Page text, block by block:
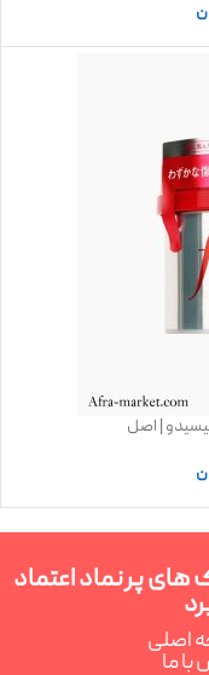
| اصل
های پر
اصلی
ما
نماد اعتماد